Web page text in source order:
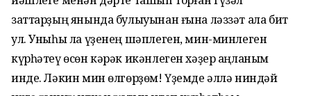
заттарҙың янында булыуынан ғына ләззәт ала бит
ул. Уныһы ла үҙенең шәплеген, мин-минлеген
күрһәтеү өсөн кәрәк икәнлеген хәҙер аңланым
инде. Ләкин мин өлгөрҙөм! Үҙемде әллә ниндәй